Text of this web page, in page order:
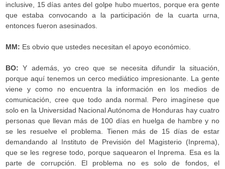
inclusive, 15 días antes del golpe hubo muertos, porque era gente
que estaba convocando a la participación de la cuarta urna,
entonces fueron asesinados.
MM: Es obvio que ustedes necesitan el apoyo económico.
BO: Y además, yo creo que se necesita difundir la situación,
porque aquí tenemos un cerco mediático impresionante. La gente
viene y como no encuentra la información en los medios de
comunicación, cree que todo anda normal. Pero imagínese que
solo en la Universidad Nacional Autónoma de Honduras hay cuatro
personas que llevan más de 100 días en huelga de hambre y no
se les resuelve el problema. Tienen más de 15 días de estar
demandando al Instituto de Previsión del Magisterio (Inprema),
que se les regrese todo, porque saquearon el Inprema. Esa es la
parte de corrupción. El problema no es solo de fondos, el